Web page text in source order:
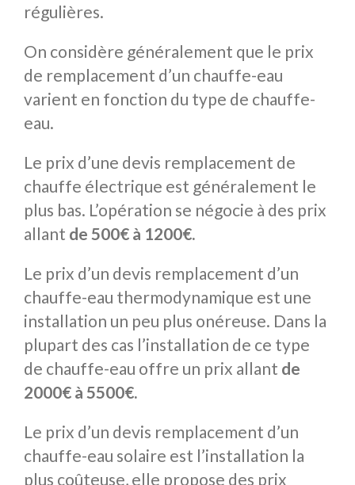
régulières.
On considère généralement que le prix
de remplacement d’un chauffe-eau
varient en fonction du type de chauffe-
eau.
Le prix d’une devis remplacement de
chauffe électrique est généralement le
plus bas. L’opération se négocie à des prix
allant de 500€ à 1200€.
Le prix d’un devis remplacement d’un
chauffe-eau thermodynamique est une
installation un peu plus onéreuse. Dans la
plupart des cas l’installation de ce type
de chauffe-eau offre un prix allant de
2000€ à 5500€.
Le prix d’un devis remplacement d’un
chauffe-eau solaire est l’installation la
plus coûteuse, elle propose des prix